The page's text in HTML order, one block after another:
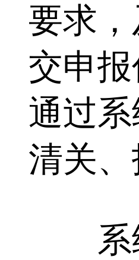
要求
交申报
通过
清关、
系